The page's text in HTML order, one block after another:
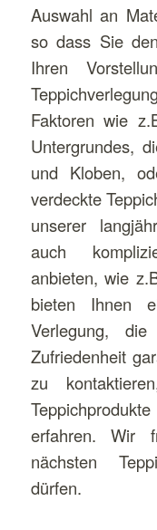
Auswahl an
so dass Sie
Ihren
Faktoren wie
Untergrundes,
und Kloben,
verdeckte
unserer
auch
anbieten, wie
bieten Ihnen
Verlegung,
Zufriedenheit
zu
erfahren. Wir
nächsten
dürfen.